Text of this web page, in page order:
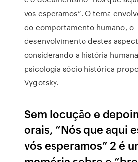
vos esperamos”. O tema
do comportamento humano, o
desenvolvimento destes
considerando a história
psicologia sócio histórica
Vygotsky.
Sem locução e
orais, “Nós que aqui
vós esperamos” 2 é